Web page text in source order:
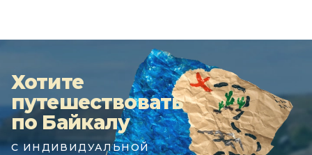
Хотите
путешествовать
по Байкалу
С ИНДИВИДУАЛЬНОЙ